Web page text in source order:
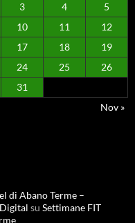
3 4
5
10 11
12
17 18
19
24 25
26
31
Nov »
di Abano Terme –
su Settimane FIT